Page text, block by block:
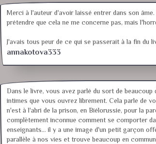
Merci à l'auteur d'avoir laissé entrer dans son
prétendre que cela ne me concerne pas, mais
J'avais tous peur de ce qui se passerait à la fin
annakotova333
Dans le livre, vous avez parlé du sort de
intimes que vous ouvrez librement. Cela parle de
n'est à l'abri de la prison, en Biélorussie, pour la
complètement inconnue comment se comporter
enseignants... il y a une image d'un petit garçon
parallèle à nos vies et trouve beaucoup en